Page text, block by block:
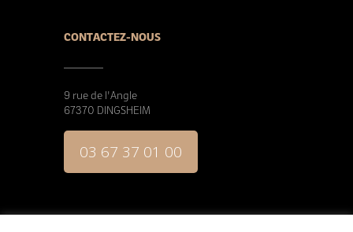
CONTACTEZ-NOUS
9 rue de l'Angle
67370 DINGSHEIM
03 67 37 01 00